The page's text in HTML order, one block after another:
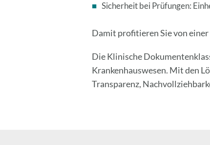
Sicherheit bei Prüfungen:
Damit profitieren Sie von
Die Klinische
Krankenhauswesen. Mit den
Transparenz,